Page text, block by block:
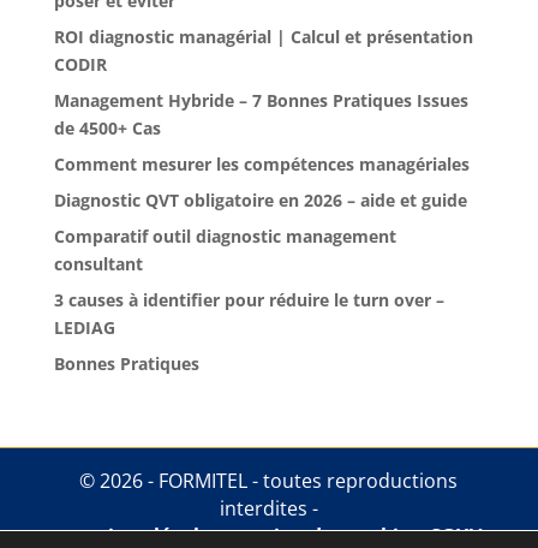
ROI diagnostic managérial | Calcul et présentation
CODIR
Management Hybride – 7 Bonnes Pratiques Issues
de 4500+ Cas
Comment mesurer les compétences managériales
Diagnostic QVT obligatoire en 2026 – aide et guide
Comparatif outil diagnostic management
consultant
3 causes à identifier pour réduire le turn over –
LEDIAG
Bonnes Pratiques
© 2026 - FORMITEL - toutes reproductions
interdites -
mentions légales.gestion des cookies.CGUV